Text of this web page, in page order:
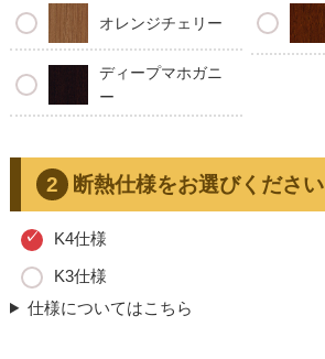
オレンジチェリー
ディープマホガニ
ー
断熱仕様をお選びください
K4仕様
K3仕様
仕様についてはこちら